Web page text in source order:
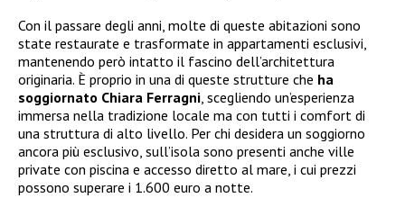
Con il passare degli anni, molte di queste abitazioni sono
state restaurate e trasformate in appartamenti esclusivi,
mantenendo però intatto il fascino dell’architettura
originaria. È proprio in una di queste strutture che ha
soggiornato Chiara Ferragni, scegliendo un’esperienza
immersa nella tradizione locale ma con tutti i comfort di
una struttura di alto livello. Per chi desidera un soggiorno
ancora più esclusivo, sull’isola sono presenti anche ville
private con piscina e accesso diretto al mare, i cui prezzi
possono superare i 1.600 euro a notte.